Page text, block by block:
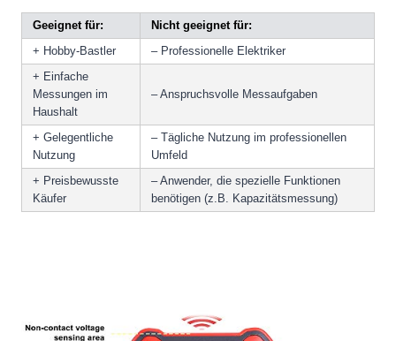
Geeignet für:
Nicht geeignet für:
+ Hobby-Bastler
– Professionelle Elektriker
+ Einfache
Messungen im
Haushalt
– Anspruchsvolle Messaufgaben
+ Gelegentliche
Nutzung
– Tägliche Nutzung im professionellen
Umfeld
+ Preisbewusste
Käufer
– Anwender, die spezielle Funktionen
benötigen (z.B. Kapazitätsmessung)